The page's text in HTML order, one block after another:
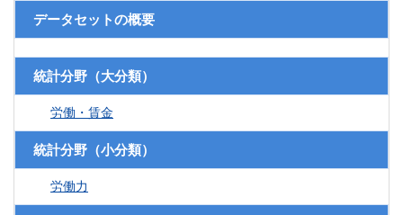
データセットの概要
統計分野（大分類）
労働・賃金
統計分野（小分類）
労働力